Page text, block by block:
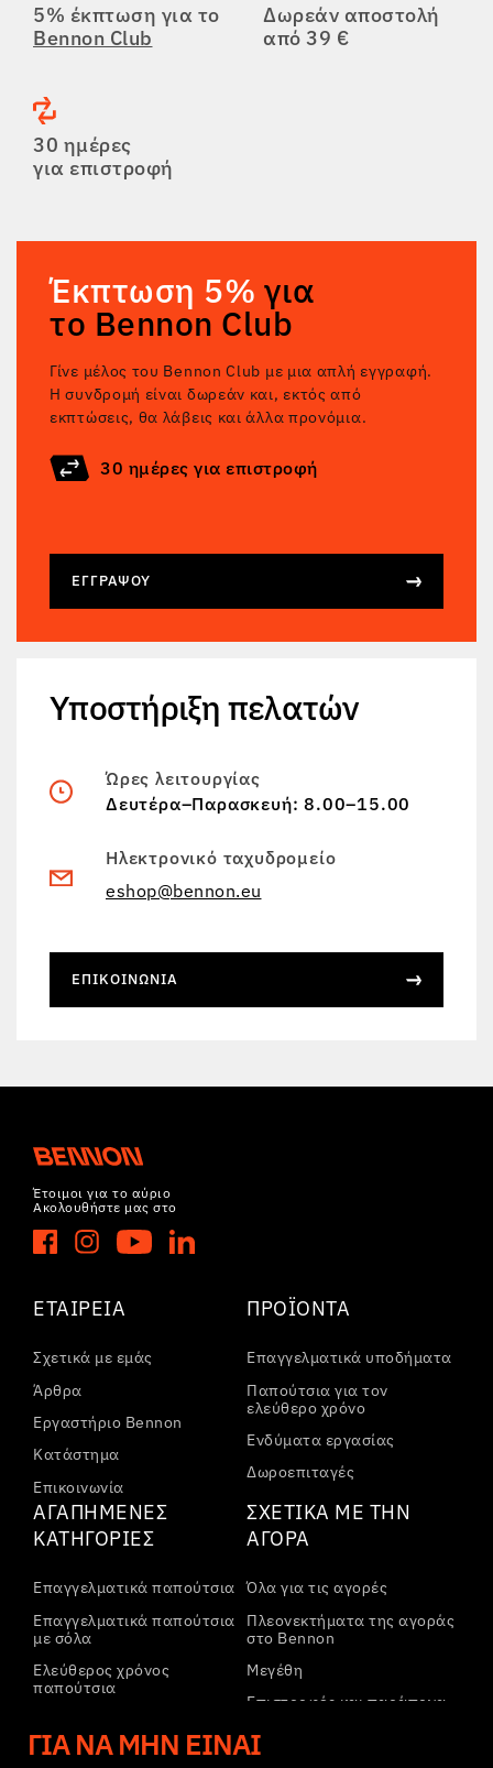
5% έκπτωση για το
Bennon Club
Δωρεάν αποστολή
από 39 €
30 ημέρες
για επιστροφή
Έκπτωση 5% για
το Bennon Club
Γίνε μέλος του Bennon Club με μια απλή εγγραφή.
Η συνδρομή είναι δωρεάν και, εκτός από
εκπτώσεις, θα λάβεις και άλλα προνόμια.
30 ημέρες για επιστροφή
ΕΓΓΡΆΨΟΥ
Υποστήριξη πελατών
Ώρες λειτουργίας
Δευτέρα–Παρασκευή: 8.00–15.00
Ηλεκτρονικό ταχυδρομείο
eshop@bennon.eu
ΕΠΙΚΟΙΝΩΝΊΑ
Έτοιμοι για το αύριο
Ακολουθήστε μας στο
ΕΤΑΙΡΕΊΑ
Σχετικά με εμάς
Άρθρα
Εργαστήριο Bennon
Κατάστημα
Επικοινωνία
ΠΡΟΪΌΝΤΑ
Επαγγελματικά υποδήματα
Παπούτσια για τον
ελεύθερο χρόνο
Ενδύματα εργασίας
Δωροεπιταγές
ΑΓΑΠΗΜΈΝΕΣ
ΚΑΤΗΓΟΡΊΕΣ
Επαγγελματικά παπούτσια
Επαγγελματικά παπούτσια
με σόλα
Ελεύθερος χρόνος
παπούτσια
παπούτσια αστραγάλου
ΣΧΕΤΙΚΆ ΜΕ ΤΗΝ
ΑΓΟΡΆ
Όλα για τις αγορές
Πλεονεκτήματα της αγοράς
στο Bennon
Μεγέθη
Επιστροφές και παράπονα
Μεταφορά και πληρωμή
ΓΙΑ ΝΑ ΜΗΝ ΕΊΝΑΙ